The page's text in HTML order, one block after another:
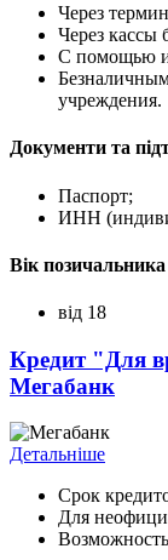
Через
Через кассы
С помощью
учреждения.
Документи та
Паспорт;
ИНН
Вік позичальника
від 18
Кредит "Для
Мегабанк
Детальніше
Срок
Для